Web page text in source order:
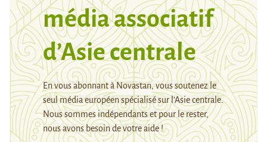
média associatif
d’Asie centrale
En vous abonnant à Novastan, vous soutenez le
seul média européen spécialisé sur l’Asie centrale.
Nous sommes indépendants et pour le rester,
nous avons besoin de votre aide !